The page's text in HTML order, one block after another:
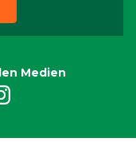
2" 4x6
Doser
Medien